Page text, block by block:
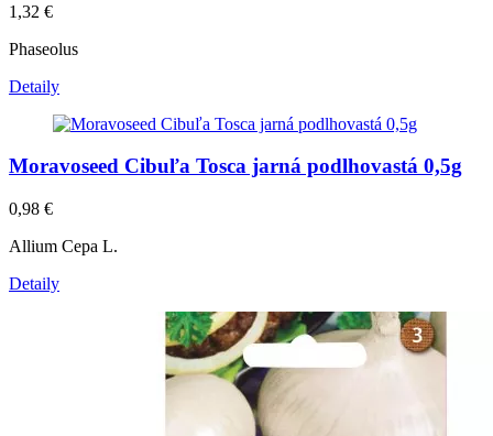
1,32 €
Phaseolus
Detaily
Moravoseed Cibuľa Tosca jarná podlhovastá 0,5g
0,98 €
Allium Cepa L.
Detaily